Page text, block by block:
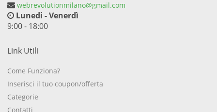
webrevolutionmilano@gmail.com
Lunedi - Venerdì
9:00 - 18:00
Link Utili
Come Funziona?
Inserisci il tuo coupon/offerta
Categorie
Contatti